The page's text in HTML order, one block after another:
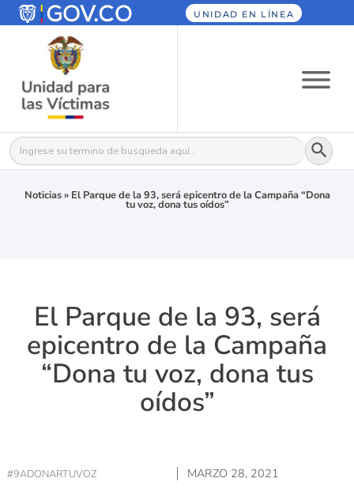
UNIDAD EN LÍNEA
Buscar: Botón
Noticias» El Parque de la 93, será epicentro de la Campaña “Dona
tu voz, dona tus oídos”
El Parque de la 93, será
epicentro de la Campaña
“Dona tu voz, dona tus
oídos”
#9ADONARTUVOZ MARZO 28, 2021